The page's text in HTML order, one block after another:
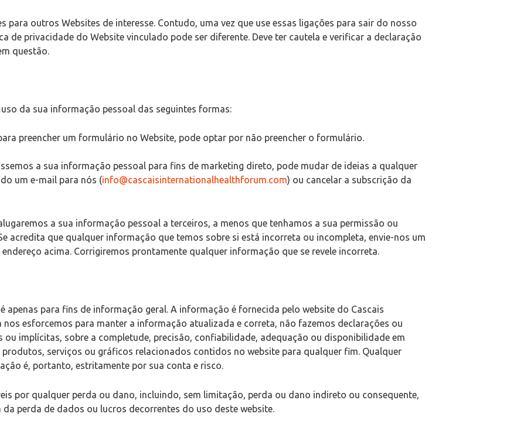
para outros Websites de interesse. Contudo, uma vez que use essas ligações para sair do nosso
de privacidade do Website vinculado pode ser diferente. Deve ter cautela e verificar a declaração
questão.
da sua informação pessoal das seguintes formas:
preencher um formulário no Website, pode optar por não preencher o formulário.
a sua informação pessoal para fins de marketing direto, pode mudar de ideias a qualquer
um e-mail para nós (info@cascaisinternationalhealthforum.com) ou cancelar a subscrição da
a sua informação pessoal a terceiros, a menos que tenhamos a sua permissão ou
acredita que qualquer informação que temos sobre si está incorreta ou incompleta, envie-nos um
acima. Corrigiremos prontamente qualquer informação que se revele incorreta.
apenas para fins de informação geral. A informação é fornecida pelo website do Cascais
nos esforcemos para manter a informação atualizada e correta, não fazemos declarações ou
ou implícitas, sobre a completude, precisão, confiabilidade, adequação ou disponibilidade em
serviços ou gráficos relacionados contidos no website para qualquer fim. Qualquer
é, portanto, estritamente por sua conta e risco.
por qualquer perda ou dano, incluindo, sem limitação, perda ou dano indireto ou consequente,
perda de dados ou lucros decorrentes do uso deste website.